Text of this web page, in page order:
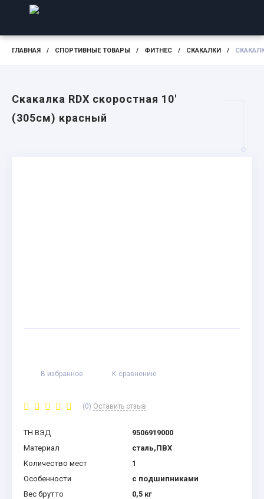
ГЛАВНАЯ / СПОРТИВНЫЕ ТОВАРЫ / ФИТНЕС / СКАКАЛКИ /
Скакалка RDX скоростная 10'
(305см) красный
В избранное К сравнению
(0) Оставить отзыв
ТН ВЭД
9506919000
Материал
сталь,ПВХ
Количество мест
1
Особенности
с подшипниками
Вес брутто
0,5 кг